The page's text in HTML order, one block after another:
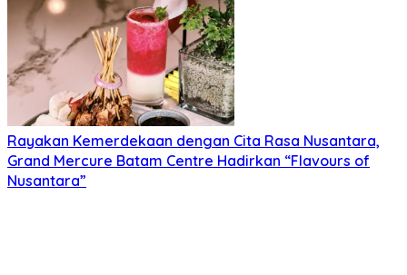
Rayakan Kemerdekaan dengan Cita Rasa Nusantara,
Grand Mercure Batam Centre Hadirkan “Flavours of
Nusantara”